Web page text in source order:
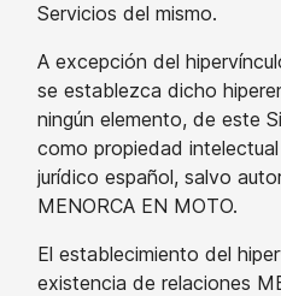
Servicios del mismo.
A excepción del
se establezca dicho
ningún elemento, de este
como propiedad
jurídico español, salvo
MENORCA EN MOTO.
El establecimiento del
existencia de relaciones